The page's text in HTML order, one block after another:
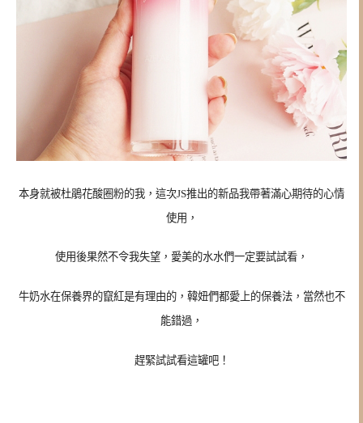
本身就被杜鵑花酸圈粉的我，這次JS推出的新品我帶著滿心期待的心情
使用，
使用後果然不令我失望，愛美的水水們一定要試試看，
牛奶水在保養界的竄紅是有理由的，韓妞們都愛上的保養法，當然也不
能錯過，
趕緊試試看這罐吧！